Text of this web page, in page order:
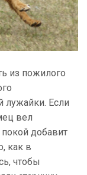
из пожилого
лужайки. Если
вел
добавит
как в
чтобы